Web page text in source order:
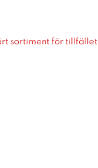
sortiment för